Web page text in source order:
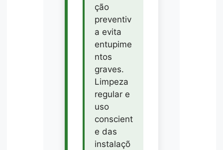
ção
preventiv
a evita
entupime
ntos
graves.
Limpeza
regular e
uso
conscient
e das
instalaçõ